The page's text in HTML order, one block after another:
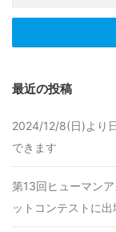
最近の投稿
2024/12/8(日)より
できます
第13回ヒューマン
ットコンテストに出